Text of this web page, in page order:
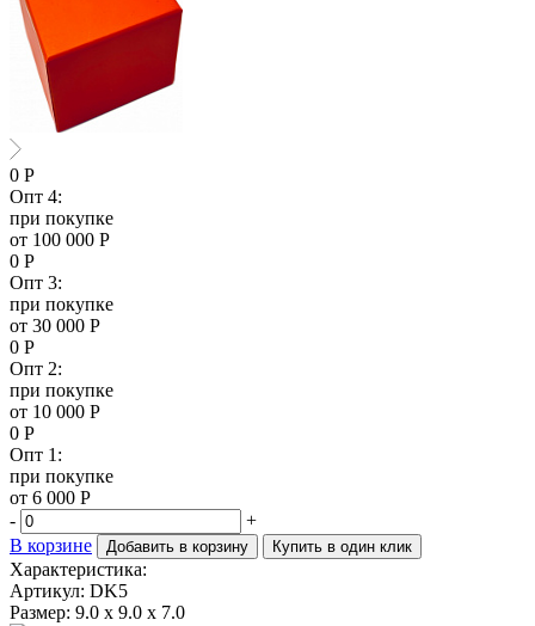
0 Р
Опт 4:
при покупке
от 100 000 Р
0 Р
Опт 3:
при покупке
от 30 000 Р
0 Р
Опт 2:
при покупке
от 10 000 Р
0 Р
Опт 1:
при покупке
от 6 000 Р
-
+
В корзине
Добавить в корзину Купить в один клик
Характеристика:
Артикул: DK5
Размер: 9.0 х 9.0 х 7.0